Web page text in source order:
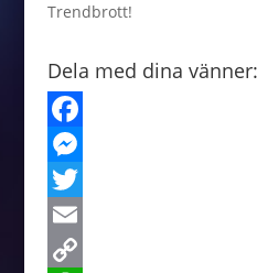
Trendbrott!
Dela med dina vänner:
F
a
c
e
M
e
s
T
w
E